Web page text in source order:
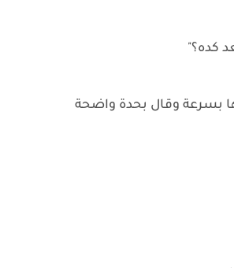
كده؟"
بسرعة وقال بحدة واضحة